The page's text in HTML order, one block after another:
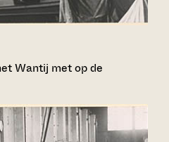
Wantij met op de